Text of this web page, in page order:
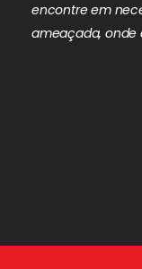
encontre em
ameaçada, onde